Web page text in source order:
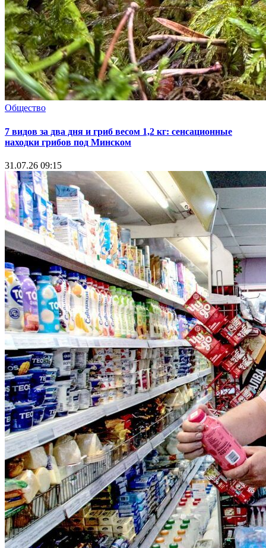
Общество
7 видов за два дня и гриб весом 1,2 кг: сенсационные
находки грибов под Минском
31.07.26 09:15